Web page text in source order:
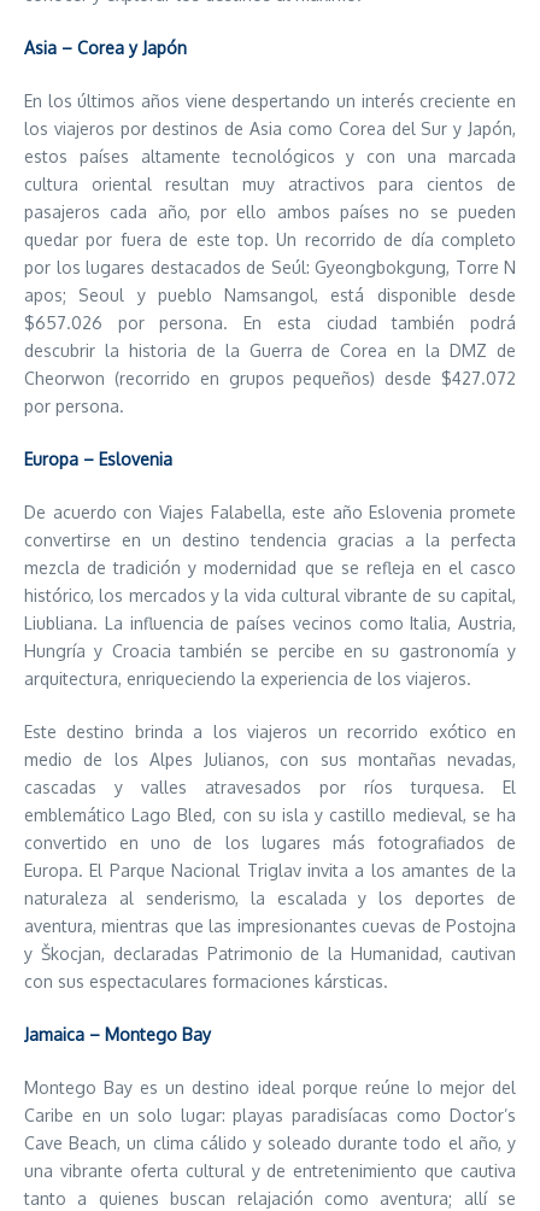
Asia – Corea y Japón
En los últimos años viene despertando un interés creciente en
los viajeros por destinos de Asia como Corea del Sur y Japón,
estos países altamente tecnológicos y con una marcada
cultura oriental resultan muy atractivos para cientos de
pasajeros cada año, por ello ambos países no se pueden
quedar por fuera de este top. Un recorrido de día completo
por los lugares destacados de Seúl: Gyeongbokgung, Torre N
apos; Seoul y pueblo Namsangol, está disponible desde
$657.026 por persona. En esta ciudad también podrá
descubrir la historia de la Guerra de Corea en la DMZ de
Cheorwon (recorrido en grupos pequeños) desde $427.072
por persona.
Europa – Eslovenia
De acuerdo con Viajes Falabella, este año Eslovenia promete
convertirse en un destino tendencia gracias a la perfecta
mezcla de tradición y modernidad que se refleja en el casco
histórico, los mercados y la vida cultural vibrante de su capital,
Liubliana. La influencia de países vecinos como Italia, Austria,
Hungría y Croacia también se percibe en su gastronomía y
arquitectura, enriqueciendo la experiencia de los viajeros.
Este destino brinda a los viajeros un recorrido exótico en
medio de los Alpes Julianos, con sus montañas nevadas,
cascadas y valles atravesados por ríos turquesa. El
emblemático Lago Bled, con su isla y castillo medieval, se ha
convertido en uno de los lugares más fotografiados de
Europa. El Parque Nacional Triglav invita a los amantes de la
naturaleza al senderismo, la escalada y los deportes de
aventura, mientras que las impresionantes cuevas de Postojna
y Škocjan, declaradas Patrimonio de la Humanidad, cautivan
con sus espectaculares formaciones kársticas.
Jamaica – Montego Bay
Montego Bay es un destino ideal porque reúne lo mejor del
Caribe en un solo lugar: playas paradisíacas como Doctor’s
Cave Beach, un clima cálido y soleado durante todo el año, y
una vibrante oferta cultural y de entretenimiento que cautiva
tanto a quienes buscan relajación como aventura; allí se